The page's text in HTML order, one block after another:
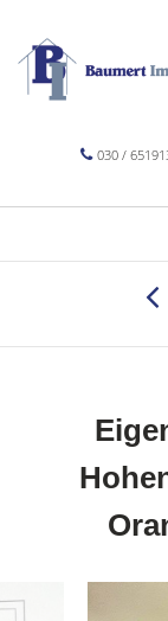
030 /